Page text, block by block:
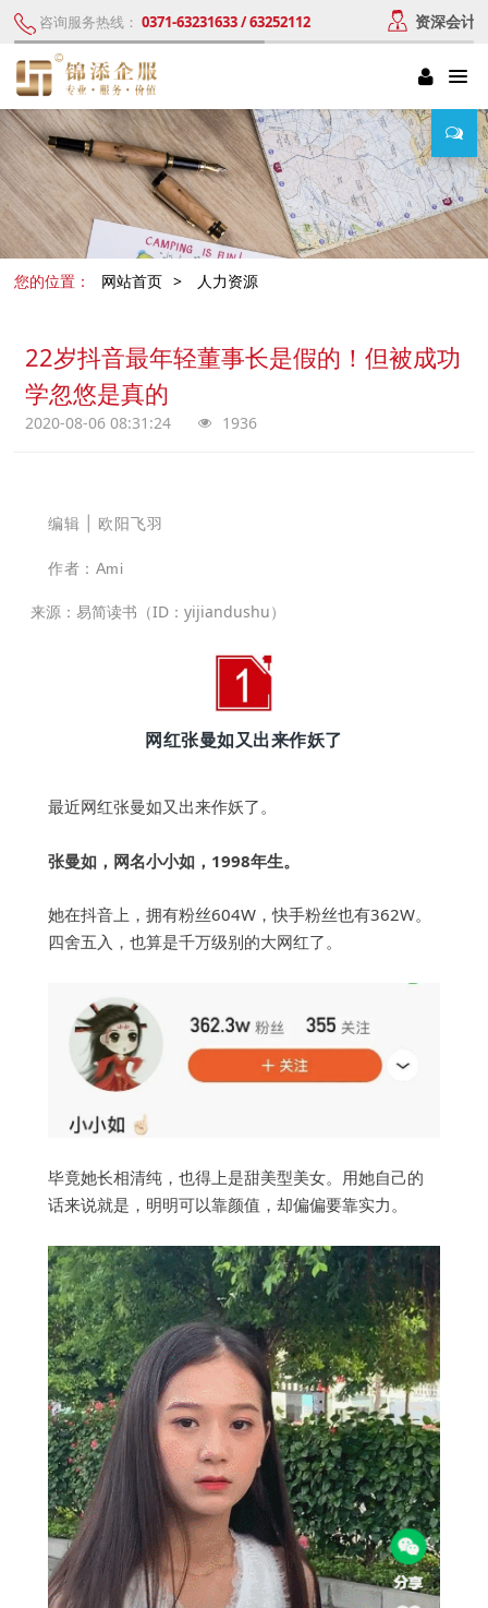
咨询服务热线： 0371-63231633 / 63252112 资深会计
您的位置： 网站首页 > 人力资源
22岁抖音最年轻董事长是假的！但被成功
学忽悠是真的
2020-08-06 08:31:24 1936
编辑 | 欧阳飞羽
作者： Ami
来源：易简读书（ID：yijiandushu）
网红张曼如又出来作妖了
最近网红张曼如又出来作妖了。
张曼如，网名小小如，1998年生。
她在抖音上，拥有粉丝604W，快手粉丝也有362W。
四舍五入，也算是千万级别的大网红了。
毕竟她长相清纯，也得上是甜美型美女。用她自己的
话来说就是，明明可以靠颜值，却偏偏要靠实力。